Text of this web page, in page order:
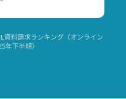
料請求ランキング（オンライン
年下半期）